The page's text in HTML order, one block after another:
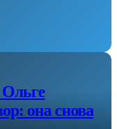
Ольге
она снова